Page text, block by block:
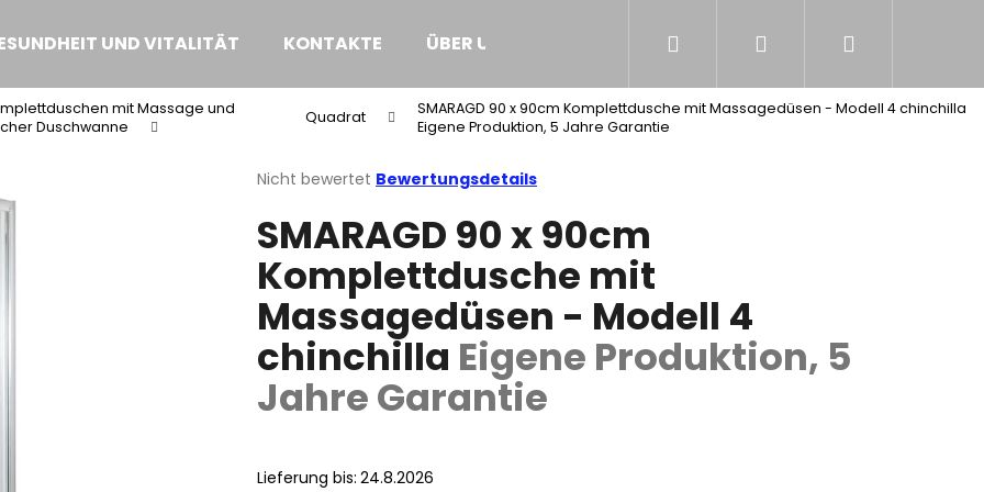
UND VITALITÄT KONTAKTE ÜBER UNS Suchen
mit Massage und
Duschwanne
Quadrat
SMARAGD 90 x 90cm Komplettdusche mit Massagedüsen - Modell 4 chinchilla
Eigene Produktion, 5 Jahre Garantie
Die
Produktbewertung
ist
0,0
von
5
Sternen.
Nicht bewertet Bewertungsdetails
SMARAGD 90 x 90cm
Komplettdusche mit
Massagedüsen - Modell 4
chinchilla Eigene Produktion, 5
Jahre Garantie
Lieferung bis: 24.8.2026
Was suchen Sie?